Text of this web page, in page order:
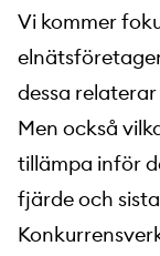
Vi kommer
dessa
Men också
tillämpa inför
fjärde och